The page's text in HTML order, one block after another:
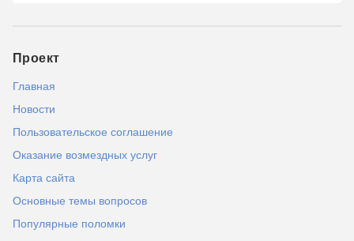
Проект
Главная
Новости
Пользовательское соглашение
Оказание возмездных услуг
Карта сайта
Основные темы вопросов
Популярные поломки